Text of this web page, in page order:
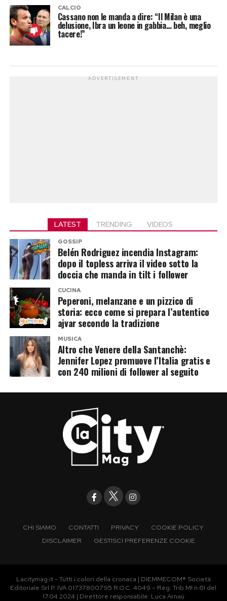
CALCIO
Cassano non le manda a dire: “Il Milan è una
delusione, Ibra un leone in gabbia… beh, meglio
tacere!”
ADVERTISEMENT
LATEST TRENDING VIDEOS
GOSSIP
Belén Rodriguez incendia Instagram:
dopo il topless arriva il video sotto la
doccia che manda in tilt i follower
CUCINA
Peperoni, melanzane e un pizzico di
storia: ecco come si prepara l’autentico
ajvar secondo la tradizione
MUSICA
Altro che Venere della Santanchè:
Jennifer Lopez promuove l’Italia gratis e
con 240 milioni di follower al seguito
CHI SIAMO CONTATTI PRIVACY
COOKIE POLICY
DISCLAIMER
GESTISCI PREFERENZE COOKIE
Lacitymag.it - Tutti i colori della cronaca | DIEMMECOM® Società
Editoriale Srl P. IVA 01737800795 R.O.C. 4049 – Reg. Trib MI n.61 del
17.04.2024 | Direttore responsabile: Luca Arnaù